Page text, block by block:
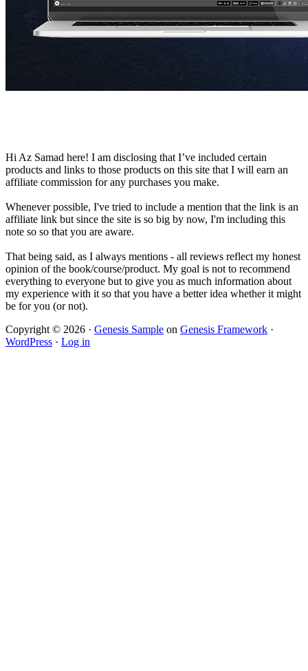
Hi Az Samad here! I am disclosing that I’ve included certain
products and links to those products on this site that I will earn an
affiliate commission for any purchases you make.
Whenever possible, I've tried to include a mention that the link is an
affiliate link but since the site is so big by now, I'm including this
note so so that you are aware.
That being said, as I always mentions - all reviews reflect my honest
opinion of the book/course/product. My goal is not to recommend
everything to everyone but to give you as much information about
my experience with it so that you have a better idea whether it might
be for you (or not).
Copyright © 2026 · Genesis Sample on Genesis Framework ·
WordPress · Log in